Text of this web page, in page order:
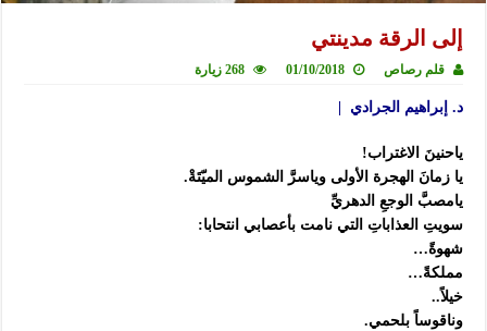
إلى الرقة مدينتي
قلم رصاص 01/10/2018 268 زيارة
د. إبراهيم الجرادي |
ياحنينَ الاغتراب!‏
يا زمانَ الهجرة الأولى وياسرَّ الشموس الميّتَةْ.‏
يامصبَّ الوجعِ الدهريِّ‏
سويتِ العذاباتِ التي نامت بأعصابي انتحابا:‏
شهوةً…‏
مملكةً…‏
خيلاً..‏
وناقوساً بلحمي.‏